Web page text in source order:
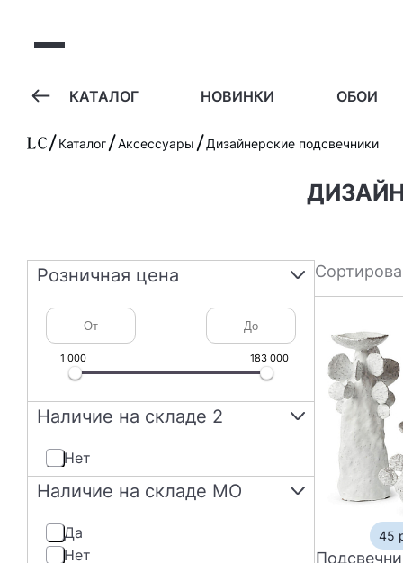
КАТАЛОГ НОВИНКИ ОБОИ
Каталог Аксессуары Дизайнерские подсвечники
Розничная цена
1 000 183 000
Наличие на складе 2
нет
Наличие на складе МО
да
нет
45